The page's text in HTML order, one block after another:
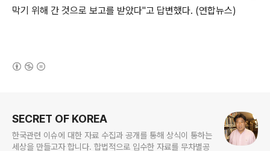
막기 위해 간 것으로 보고를 받았다"고 답변했다. (연합뉴스)
SECRET OF KOREA
한국관련 이슈에 대한 자료 수집과 공개를 통해 상식이 통하는
세상을 만들고자 합니다. 합법적으로 입수한 자료를 무차별공